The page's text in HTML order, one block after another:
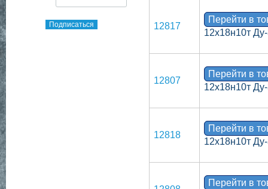
Подписаться 12817
Перейти в
12х18н10т
12807
Перейти в
12х18н10т
12818
Перейти в
12х18н10т
Перейти в